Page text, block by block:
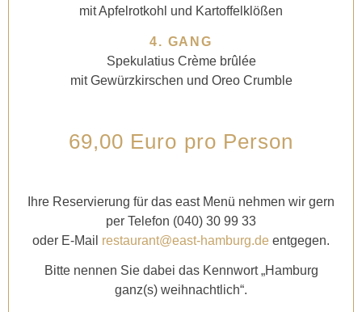
mit Apfelrotkohl und Kartoffelklößen
4. GANG
Spekulatius Crème brûlée
mit Gewürzkirschen und Oreo Crumble
69,00 Euro pro Person
Ihre Reservierung für das east Menü nehmen wir gern
per Telefon (040) 30 99 33
oder E-Mail restaurant@east-hamburg.de entgegen.
Bitte nennen Sie dabei das Kennwort „Hamburg
ganz(s) weihnachtlich“.